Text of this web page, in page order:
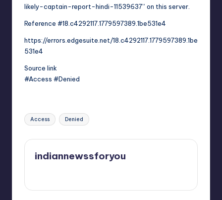
likely-captain-report-hindi-11539637” on this server.
Reference #18.c4292117.1779597389.1be531e4
https://errors.edgesuite.net/18.c4292117.1779597389.1be
531e4
Source link
#Access #Denied
Tags:
Access Denied
indiannewssforyou